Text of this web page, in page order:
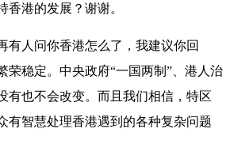
香港的发展？谢谢。
有人问你香港怎么了，我建议你回
荣稳定。中央政府“一国两制”、港人治
有也不会改变。而且我们相信，特区
有智慧处理香港遇到的各种复杂问题